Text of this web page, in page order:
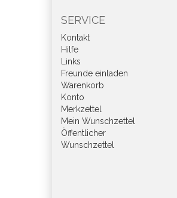
SERVICE
Kontakt
Hilfe
Links
Freunde einladen
Warenkorb
Konto
Merkzettel
Mein Wunschzettel
Öffentlicher
Wunschzettel